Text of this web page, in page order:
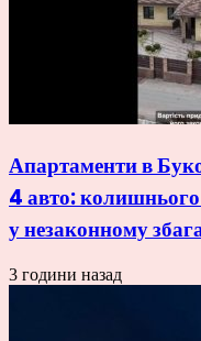
Апартаменти в
4 авто:
у незаконному
3 години назад